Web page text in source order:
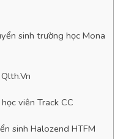
sinh trường học Mona
viên Track CC
sinh Halozend HTFM